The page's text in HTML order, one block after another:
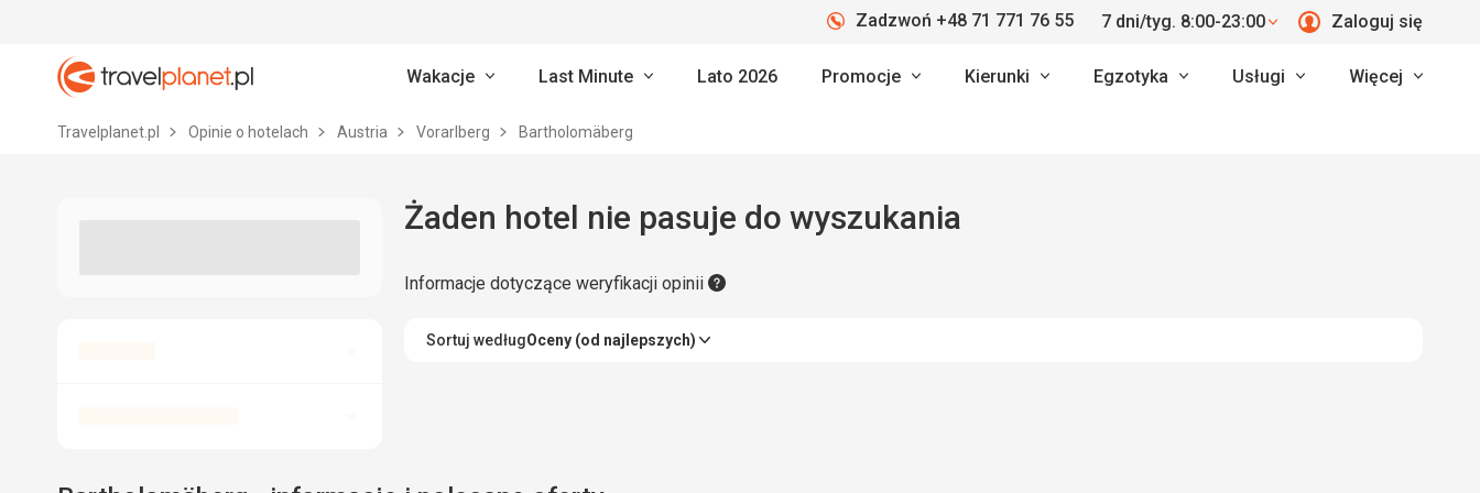
Travelplanet.pl
Zadzwoń +48 71 771 76 55 7 dni/tyg. 8:00-23:00 Zaloguj się
Wakacje Last Minute Lato 2026 Promocje Kierunki Egzotyka Usługi Więcej
Travelplanet.pl Opinie o hotelach Austria Vorarlberg Bartholomäberg
Żaden hotel nie pasuje do wyszukania
Informacje dotyczące weryfikacji opinii
Sortuj wedługOceny (od najlepszych)